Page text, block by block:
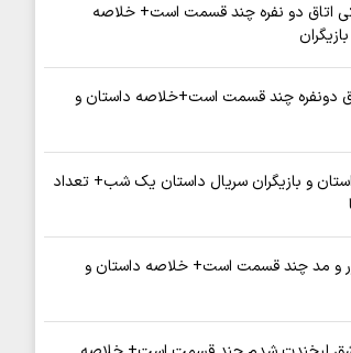
اتاق دو نفره چند قسمت است+ خلاصه
دونفره چند قسمت است+خلاصه داستان و
و بازیگران سریال داستان یک شب+ تعداد
و مد چند قسمت است+ خلاصه داستان و